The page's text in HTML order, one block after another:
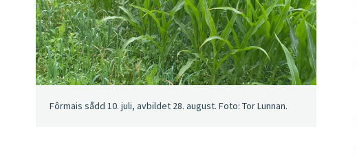
Fôrmais sådd 10. juli, avbildet 28. august. Foto: Tor Lunnan.